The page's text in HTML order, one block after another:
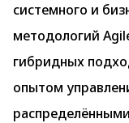
системного и
методологий
гибридных
опытом